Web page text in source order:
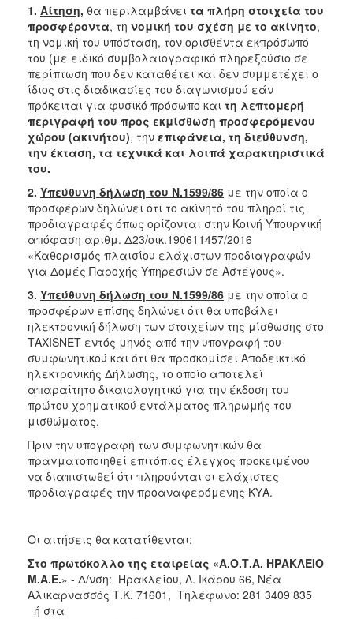
1. Αίτηση, θα περιλαμβάνει τα πλήρη στοιχεία του
προσφέροντα, τη νομική του σχέση με το ακίνητο,
τη νομική του υπόσταση, τον ορισθέντα εκπρόσωπό
του (με ειδικό συμβολαιογραφικό πληρεξούσιο σε
περίπτωση που δεν καταθέτει και δεν συμμετέχει ο
ίδιος στις διαδικασίες του διαγωνισμού εάν
πρόκειται για φυσικό πρόσωπο και τη λεπτομερή
περιγραφή του προς εκμίσθωση προσφερόμενου
χώρου (ακινήτου), την επιφάνεια, τη διεύθυνση,
την έκταση, τα τεχνικά και λοιπά χαρακτηριστικά
του.
2. Υπεύθυνη δήλωση του Ν.1599/86 με την οποία ο
προσφέρων δηλώνει ότι το ακίνητό του πληροί τις
προδιαγραφές όπως ορίζονται στην Κοινή Υπουργική
απόφαση αριθμ. Δ23/οικ.190611457/2016
«Καθορισμός πλαισίου ελάχιστων προδιαγραφών
για Δομές Παροχής Υπηρεσιών σε Αστέγους».
3. Υπεύθυνη δήλωση του Ν.1599/86 με την οποία ο
προσφέρων επίσης δηλώνει ότι θα υποβάλει
ηλεκτρονική δήλωση των στοιχείων της μίσθωσης στο
ΤΑΧΙSΝΕΤ εντός μηνός από την υπογραφή του
συμφωνητικού και ότι θα προσκομίσει Αποδεικτικό
ηλεκτρονικής Δήλωσης, το οποίο αποτελεί
απαραίτητο δικαιολογητικό για την έκδοση του
πρώτου χρηματικού εντάλματος πληρωμής του
μισθώματος.
Πριν την υπογραφή των συμφωνητικών θα
πραγματοποιηθεί επιτόπιος έλεγχος προκειμένου
να διαπιστωθεί ότι πληρούνται οι ελάχιστες
προδιαγραφές την προαναφερόμενης ΚΥΑ.
Οι αιτήσεις θα κατατίθενται:
Στο πρωτόκολλο της εταιρείας «Α.Ο.Τ.Α. ΗΡΑΚΛΕΙΟ
Μ.Α.Ε.» - Δ/νση: Ηρακλείου, Λ. Ικάρου 66, Νέα
Αλικαρνασσός Τ.Κ. 71601, Τηλέφωνο: 281 3409 835
ή στα